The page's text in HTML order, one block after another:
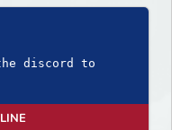
discord to